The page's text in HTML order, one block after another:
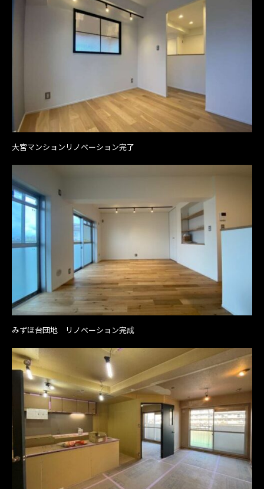
大宮マンションリノベーション完了
みずほ台団地 リノベーション完成